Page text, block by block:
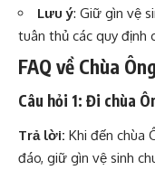
Lưu ý: Giữ gìn vệ
tuân thủ các quy định
FAQ về Chùa
Câu hỏi 1: Đi chùa
Trả lời: Khi đến chùa
đáo, giữ gìn vệ sinh